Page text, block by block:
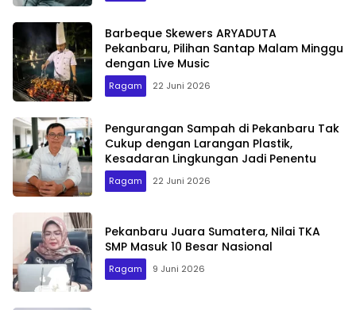
Barbeque Skewers ARYADUTA
Pekanbaru, Pilihan Santap Malam Minggu
dengan Live Music
Ragam 22 Juni 2026
Pengurangan Sampah di Pekanbaru Tak
Cukup dengan Larangan Plastik,
Kesadaran Lingkungan Jadi Penentu
Ragam 22 Juni 2026
Pekanbaru Juara Sumatera, Nilai TKA
SMP Masuk 10 Besar Nasional
Ragam 9 Juni 2026